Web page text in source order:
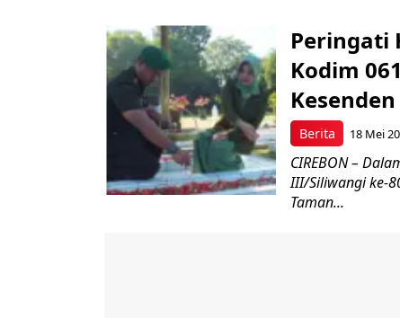
Berita
Peringati
Kodim
Kesenden
18 Mei
CIREBON –
III/Siliwangi ke-
Taman...